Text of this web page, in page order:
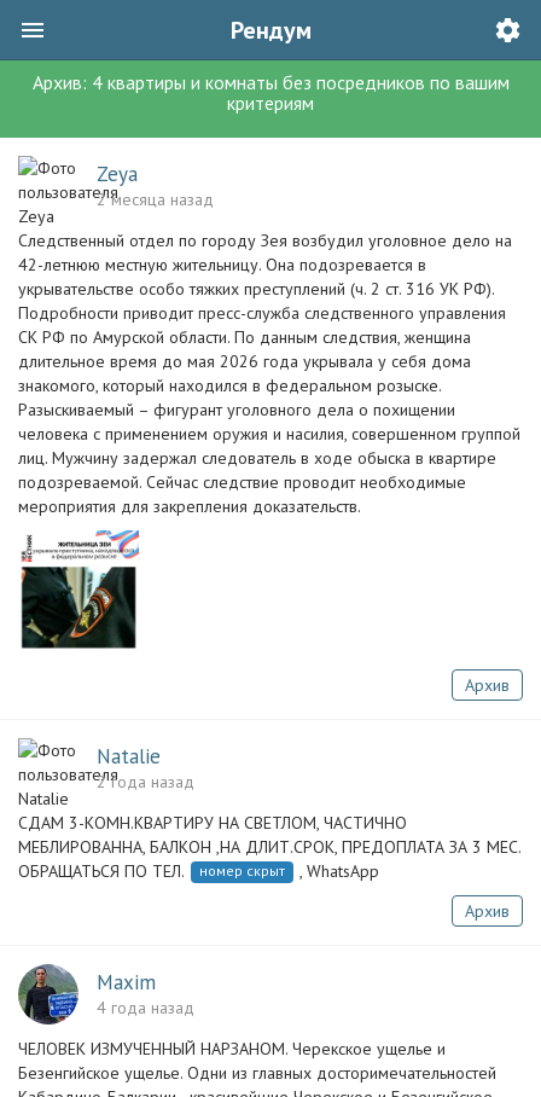
Рендум
Архив: 4квартиры и комнаты без посредников по вашим
критериям
Zeya
2 месяца назад
Следственный отдел по городу Зея возбудил уголовное дело на
42-летнюю местную жительницу. Она подозревается в
укрывательстве особо тяжких преступлений (ч. 2 ст. 316 УК РФ).
Подробности приводит пресс-служба следственного управления
СК РФ по Амурской области. По данным следствия, женщина
длительное время до мая 2026 года укрывала у себя дома
знакомого, который находился в федеральном розыске.
Разыскиваемый – фигурант уголовного дела о похищении
человека с применением оружия и насилия, совершенном группой
лиц. Мужчину задержал следователь в ходе обыска в квартире
подозреваемой. Сейчас следствие проводит необходимые
мероприятия для закрепления доказательств.
Архив
Natalie
2 года назад
СДАМ 3-КОМН.КВАРТИРУ НА СВЕТЛОМ, ЧАСТИЧНО
МЕБЛИРОВАННА, БАЛКОН ,НА ДЛИТ.СРОК, ПРЕДОПЛАТА ЗА 3 МЕС.
ОБРАЩАТЬСЯ ПО ТЕЛ.
номер скрыт
, WhatsApp
Архив
Maxim
4 года назад
ЧЕЛОВЕК ИЗМУЧЕННЫЙ НАРЗАНОМ. Черекское ущелье и
Безенгийское ущелье. Одни из главных досторимечательностей